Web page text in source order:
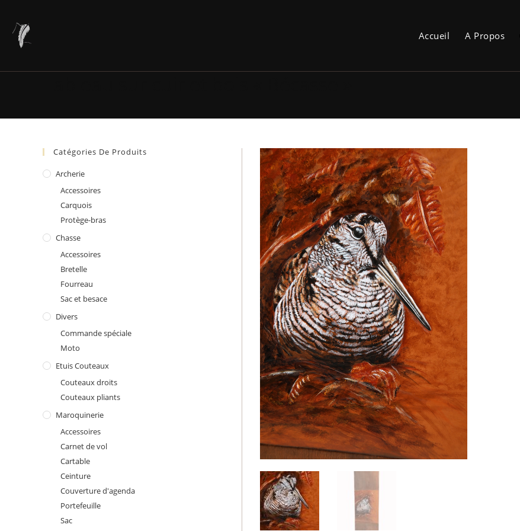
content
Accueil A Propos
Catégories De Produits
Archerie
Accessoires
Carquois
Protège-bras
Chasse
Accessoires
Bretelle
Fourreau
Sac et besace
Divers
Commande spéciale
Moto
Etuis Couteaux
Couteaux droits
Couteaux pliants
Maroquinerie
Accessoires
Carnet de vol
Cartable
Ceinture
Couverture d'agenda
Portefeuille
Sac